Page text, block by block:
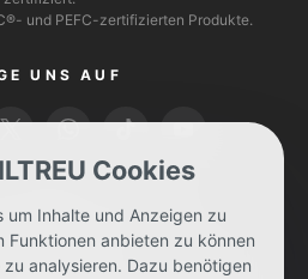
und PEFC-zertifizierten Produkte.
UNS AUF
Cookies
um Inhalte und Anzeigen zu
Funktionen anbieten zu können
analysieren. Dazu benötigen